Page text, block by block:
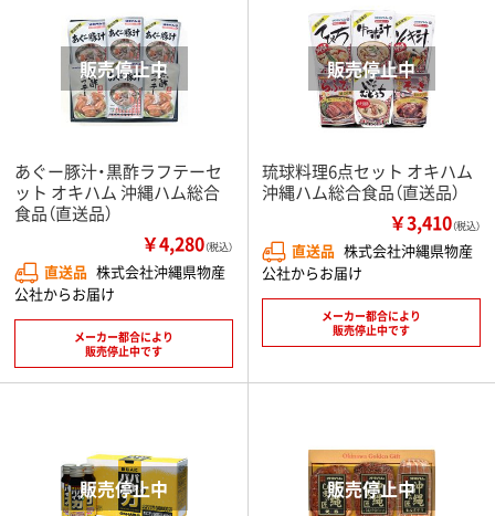
あぐー豚汁・黒酢ラフテーセ
ット オキハム 沖縄ハム総合
食品（直送品）
￥4,280（税込）
直送品 株式会社沖縄県物産
公社からお届け
メーカー都合により
販売停止中です
琉球料理6点セット オキハム
沖縄ハム総合食品（直送品）
￥3,410（税込）
直送品 株式会社沖縄県物産
公社からお届け
メーカー都合により
販売停止中です